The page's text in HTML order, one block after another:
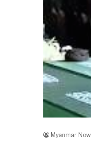
Myanmar Now